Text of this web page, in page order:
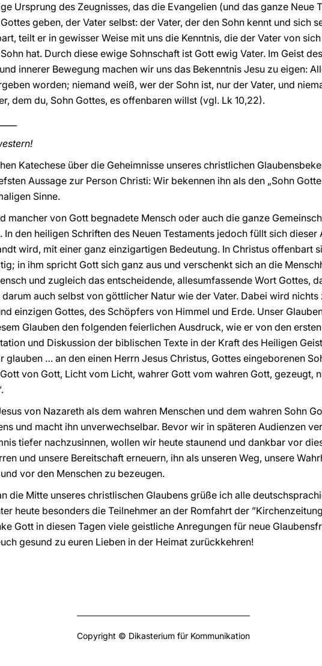
Ursprung des Zeugnisses, das die Evangelien (und das ganze Neue
geben, der Vater selbst: der Vater, der den Sohn kennt und sich
teilt er in gewisser Weise mit uns die Kenntnis, die der Vater von
hat. Durch diese ewige Sohnschaft ist Gott ewig Vater. Im Geist
innerer Bewegung machen wir uns das Bekenntnis Jesu zu eigen:
worden; niemand weiß, wer der Sohn ist, nur der Vater, und
dem du, Sohn Gottes, es offenbaren willst (vgl. Lk 10,22).
Katechese über die Geheimnisse unseres christlichen
Aussage zur Person Christi: Wir bekennen ihn als den „Sohn
Sinne.
mancher von Gott begnadete Mensch oder auch die ganze
In den heiligen Schriften des Neuen Testaments jedoch füllt sich
wird, mit einer ganz einzigartigen Bedeutung. In Christus offenbart
in ihm spricht Gott sich ganz aus und verschenkt sich an die
und zugleich das entscheidende, allesumfassende Wort Gottes,
auch selbst von göttlicher Natur wie der Vater. Dabei wird
einzigen Gottes, des Schöpfers von Himmel und Erde. Unser
Glauben den folgenden feierlichen Ausdruck, wie er von den
und Diskussion der biblischen Texte in der Kraft des Heiligen
glauben … an den einen Herrn Jesus Christus, Gottes eingeborenen
von Gott, Licht vom Licht, wahrer Gott vom wahren Gott, gezeugt,
von Nazareth als dem wahren Menschen und dem wahren Sohn
und macht ihn unverwechselbar. Bevor wir in späteren Audienzen
tiefer nachzusinnen, wollen wir heute staunend und dankbar vor
und unsere Bereitschaft erneuern, ihn als unseren Weg, unsere
vor den Menschen zu bezeugen.
die Mitte unseres christlischen Glaubens grüße ich alle
heute besonders die Teilnehmer an der Romfahrt der
Gott in diesen Tagen viele geistliche Anregungen für neue
gesund zu euren Lieben in der Heimat zurückkehren!
Copyright © Dikasterium für Kommunikation